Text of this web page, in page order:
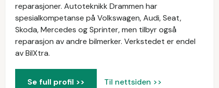
reparasjoner. Autoteknikk Drammen har
spesialkompetanse på Volkswagen, Audi, Seat,
Skoda, Mercedes og Sprinter, men tilbyr også
reparasjon av andre bilmerker. Verkstedet er endel
av BilXtra.
Se full profil >> Til nettsiden >>